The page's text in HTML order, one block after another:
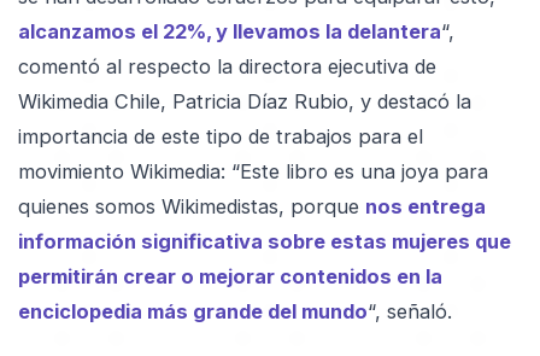
alcanzamos el 22%, y llevamos la delantera“,
comentó al respecto la directora ejecutiva de
Wikimedia Chile, Patricia Díaz Rubio, y destacó la
importancia de este tipo de trabajos para el
movimiento Wikimedia: “Este libro es una joya para
quienes somos Wikimedistas, porque nos entrega
información significativa sobre estas mujeres que
permitirán crear o mejorar contenidos en la
enciclopedia más grande del mundo“, señaló.